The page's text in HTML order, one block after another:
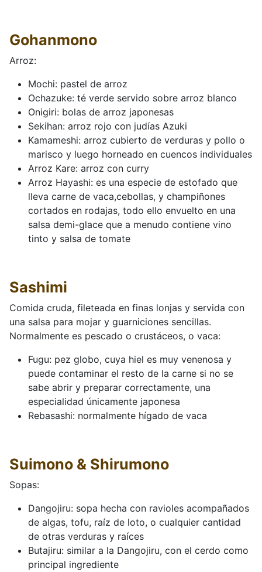
Gohanmono
Arroz:
Mochi: pastel de arroz
Ochazuke: té verde servido sobre arroz blanco
Onigiri: bolas de arroz japonesas
Sekihan: arroz rojo con judías Azuki
Kamameshi: arroz cubierto de verduras y pollo o
marisco y luego horneado en cuencos individuales
Arroz Kare: arroz con curry
Arroz Hayashi: es una especie de estofado que
lleva carne de vaca,cebollas, y champiñones
cortados en rodajas, todo ello envuelto en una
salsa demi-glace que a menudo contiene vino
tinto y salsa de tomate
Sashimi
Comida cruda, fileteada en finas lonjas y servida con
una salsa para mojar y guarniciones sencillas.
Normalmente es pescado o crustáceos, o vaca:
Fugu: pez globo, cuya hiel es muy venenosa y
puede contaminar el resto de la carne si no se
sabe abrir y preparar correctamente, una
especialidad únicamente japonesa
Rebasashi: normalmente hígado de vaca
Suimono & Shirumono
Sopas:
Dangojiru: sopa hecha con ravioles acompañados
de algas, tofu, raíz de loto, o cualquier cantidad
de otras verduras y raíces
Butajiru: similar a la Dangojiru, con el cerdo como
principal ingrediente